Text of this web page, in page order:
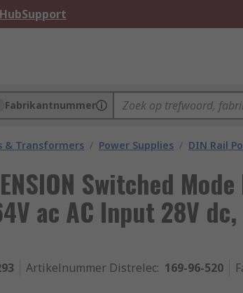
Support
Fabrikantnummer
& Transformers / Power Supplies / DIN Rail
Switched
ac AC Input 28V
Artikelnummer Distrelec: 169-96-520